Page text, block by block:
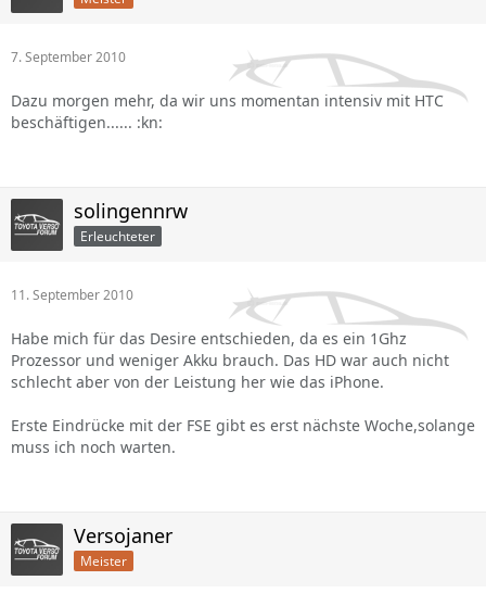
7. September 2010
Dazu morgen mehr, da wir uns momentan intensiv mit HTC
beschäftigen...... :kn:
solingennrw
Erleuchteter
11. September 2010
Habe mich für das Desire entschieden, da es ein 1Ghz
Prozessor und weniger Akku brauch. Das HD war auch nicht
schlecht aber von der Leistung her wie das iPhone.
Erste Eindrücke mit der FSE gibt es erst nächste Woche,solange
muss ich noch warten.
Versojaner
Meister